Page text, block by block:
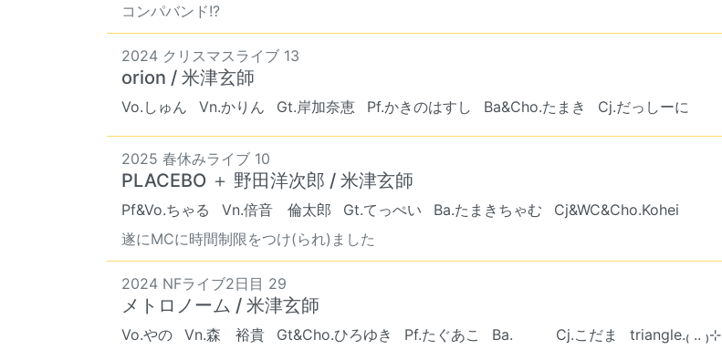
コンパバンド!?
2024 クリスマスライブ 13
orion / 米津玄師
Vo.しゅん Vn.かりん Gt.岸加奈恵 Pf.かきのはすし Ba&Cho.たまき Cj.だっしーに
2025 春休みライブ 10
PLACEBO ＋ 野田洋次郎 / 米津玄師
Pf&Vo.ちゃる Vn.倍音 倫太郎 Gt.てっぺい Ba.たまきちゃむ
Cj&WC&Cho.Kohei
遂にMCに時間制限をつけ(られ)ました
2024 NFライブ2日目 29
メトロノーム / 米津玄師
Vo.やの Vn.森 裕貴 Gt&Cho.ひろゆき Pf.たぐあこ Ba. ︎︎ ︎︎ Cj.こだま triangle.₍ .. ₎⊹